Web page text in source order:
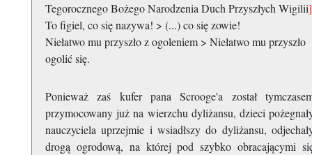
Tegorocznego Bożego Narodzenia Duch Przyszłych Wigilii]
To figiel, co się nazywa! > (...) co się zowie!
Niełatwo mu przyszło z ogoleniem > Niełatwo mu przyszło
ogolić się.
Ponieważ zaś kufer pana Scrooge'a został
przymocowany już na wierzchu dyliżansu, dzieci
nauczyciela uprzejmie i wsiadłszy do dyliżansu,
drogą ogrodową, na której pod szybko obracającymi